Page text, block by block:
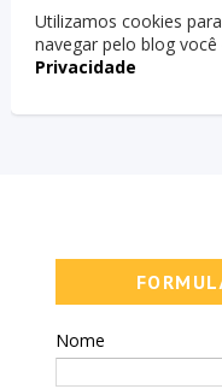
Utilizamos cookies
navegar pelo blog
Privacidade
Nome